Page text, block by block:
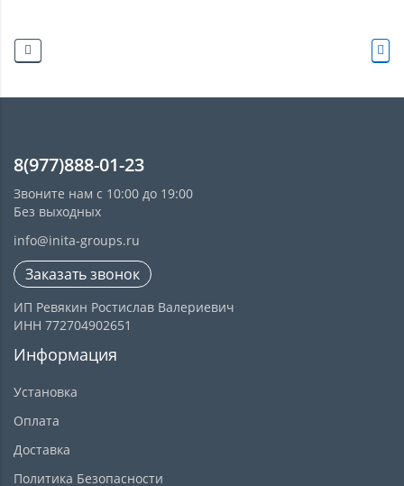
8(977)888-01-23
Звоните нам с 10:00 до 19:00
Без выходных
info@inita-groups.ru
Заказать звонок
ИП Ревякин Ростислав Валериевич
ИНН 772704902651
Информация
Установка
Оплата
Доставка
Политика Безопасности